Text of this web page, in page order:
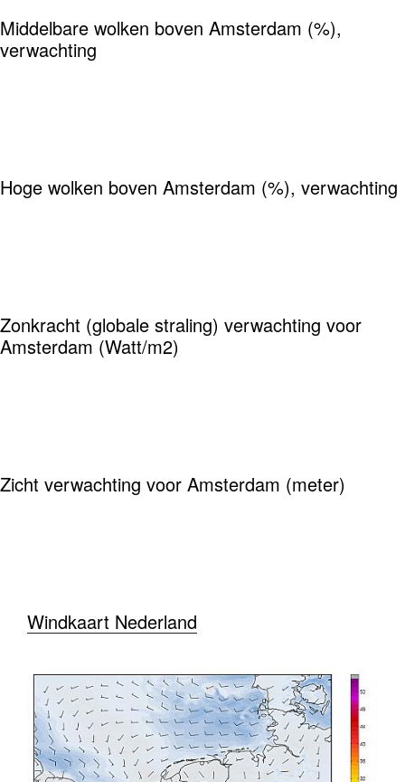
Middelbare wolken boven Amsterdam (%),
verwachting
Hoge wolken boven Amsterdam (%), verwachting
Zonkracht (globale straling) verwachting voor
Amsterdam (Watt/m2)
Zicht verwachting voor Amsterdam (meter)
Windkaart Nederland